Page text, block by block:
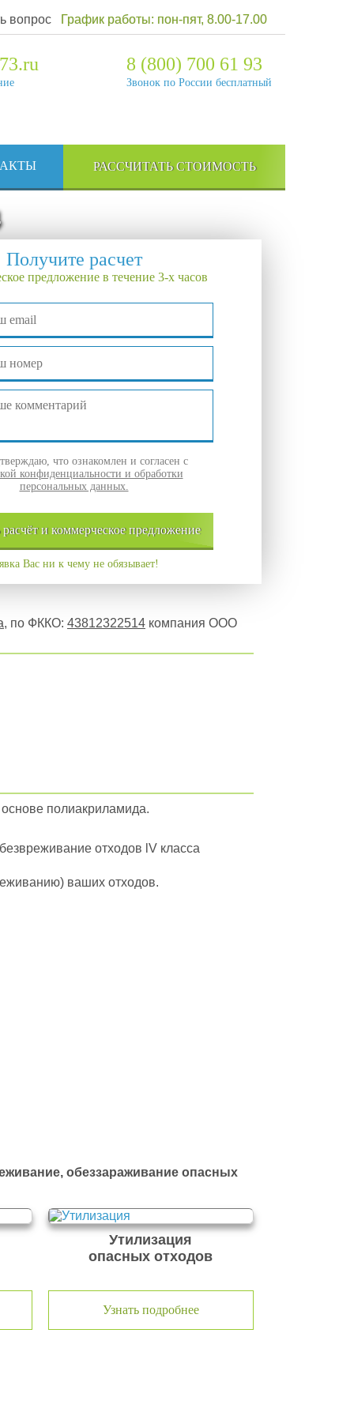
вопрос График работы: пон-пят, 8.00-17.00
8 (800) 700 61 93
Звонок по России бесплатный
РАССЧИТАТЬ СТОИМОСТЬ
Получите расчет
предложение в течение 3-х часов
что ознакомлен и согласен с
конфиденциальности и обработки
персональных данных.
расчёт и коммерческоепредложение
Вас ни к чему не обязывает!
, по ФККО: 43812322514 компания ООО
полиакриламида.
отходов lV класса
ваших отходов.
обеззараживание опасных
Утилизация
опасных отходов
Узнать подробнее